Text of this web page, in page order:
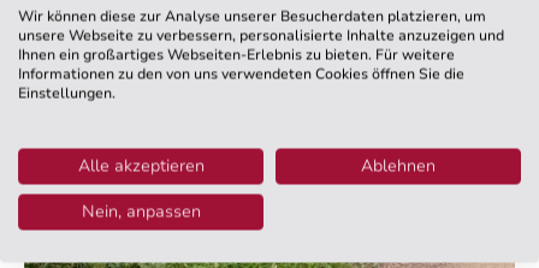
Wir können diese zur Analyse unserer Besucherdaten platzieren, um
unsere Webseite zu verbessern, personalisierte Inhalte anzuzeigen und
Ihnen ein großartiges Webseiten-Erlebnis zu bieten. Für weitere
Informationen zu den von uns verwendeten Cookies öffnen Sie die
Einstellungen.
Alle akzeptieren
Ablehnen
Nein, anpassen